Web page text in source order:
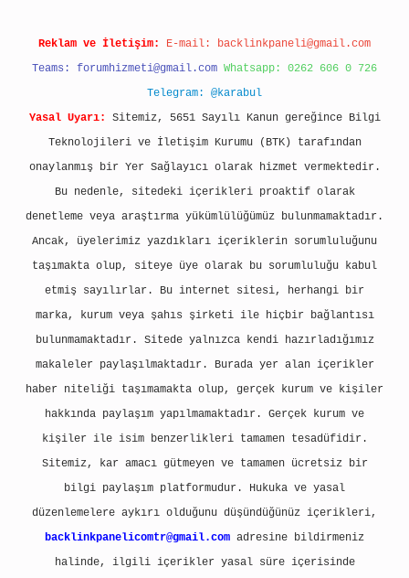
Reklam ve İletişim: E-mail: backlinkpaneli@gmail.com
Teams: forumhizmeti@gmail.com Whatsapp: 0262 606 0 726
Telegram: @karabul
Yasal Uyarı:
Sitemiz, 5651 Sayılı Kanun gereğince Bilgi
Teknolojileri ve İletişim Kurumu (BTK) tarafından
onaylanmış bir Yer Sağlayıcı olarak hizmet vermektedir.
Bu nedenle, sitedeki içerikleri proaktif olarak
denetleme veya araştırma yükümlülüğümüz bulunmamaktadır.
Ancak, üyelerimiz yazdıkları içeriklerin sorumluluğunu
taşımakta olup, siteye üye olarak bu sorumluluğu kabul
etmiş sayılırlar. Bu internet sitesi, herhangi bir
marka, kurum veya şahıs şirketi ile hiçbir bağlantısı
bulunmamaktadır. Sitede yalnızca kendi hazırladığımız
makaleler paylaşılmaktadır. Burada yer alan içerikler
haber niteliği taşımamakta olup, gerçek kurum ve kişiler
hakkında paylaşım yapılmamaktadır. Gerçek kurum ve
kişiler ile isim benzerlikleri tamamen tesadüfidir.
Sitemiz, kar amacı gütmeyen ve tamamen ücretsiz bir
bilgi paylaşım platformudur. Hukuka ve yasal
düzenlemelere aykırı olduğunu düşündüğünüz içerikleri,
backlinkpanelicomtr@gmail.com adresine bildirmeniz
halinde, ilgili içerikler yasal süre içerisinde